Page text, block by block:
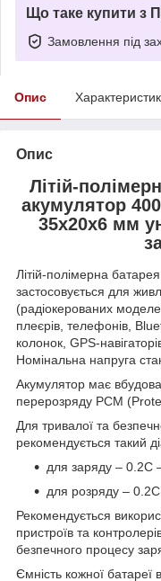
Що таке купити з
Замовлення під
Опис
Опис
Літій-
акумулятор
35x20x6 мм
Літій-полімерна
застосовується для
(радіокерованих
плеєрів, телефонів,
колонок, GPS-
Номінальна напруга
Акумулятор має
перерозряду PCM
Для тривалої та
рекомендується такий
для заряду – 0.2С
для розряду –
Рекомендується
пристроїв та
безпечного процесу
Ємність кожної